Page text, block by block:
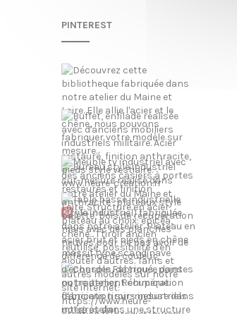
PINTEREST
More Pins